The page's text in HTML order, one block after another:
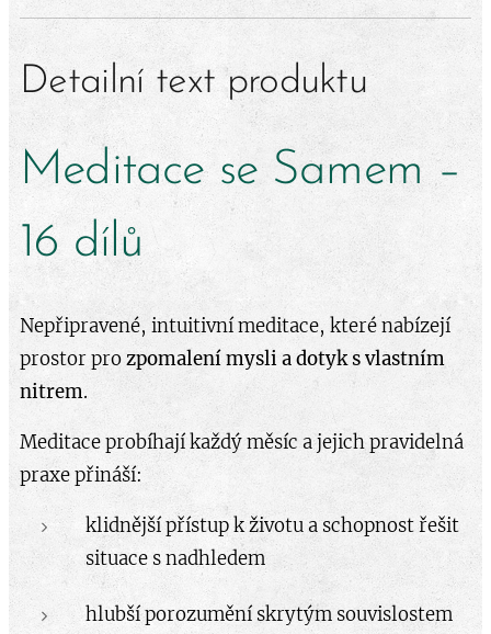
Detailní text produktu
Meditace se Samem –
16 dílů
Nepřipravené, intuitivní meditace, které nabízejí
prostor prozpomalení mysli a dotyk s vlastním
nitrem.
Meditace probíhají každý měsíc a jejich pravidelná
praxe přináší:
klidnější přístup k životu a schopnost řešit
situace s nadhledem
hlubší porozumění skrytým souvislostem